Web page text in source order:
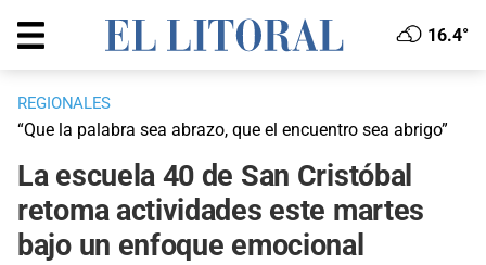
16.4°
REGIONALES
“Que la palabra sea abrazo, que el encuentro sea abrigo”
La escuela 40 de San Cristóbal
retoma actividades este martes
bajo un enfoque emocional